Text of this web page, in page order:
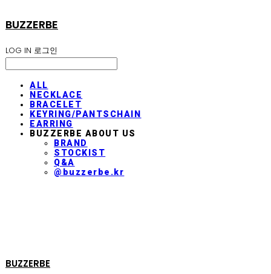
BUZZERBE
LOG IN 로그인
ALL
NECKLACE
BRACELET
KEYRING/PANTSCHAIN
EARRING
BUZZERBE ABOUT US
BRAND
STOCKIST
Q&A
@buzzerbe.kr
BUZZERBE